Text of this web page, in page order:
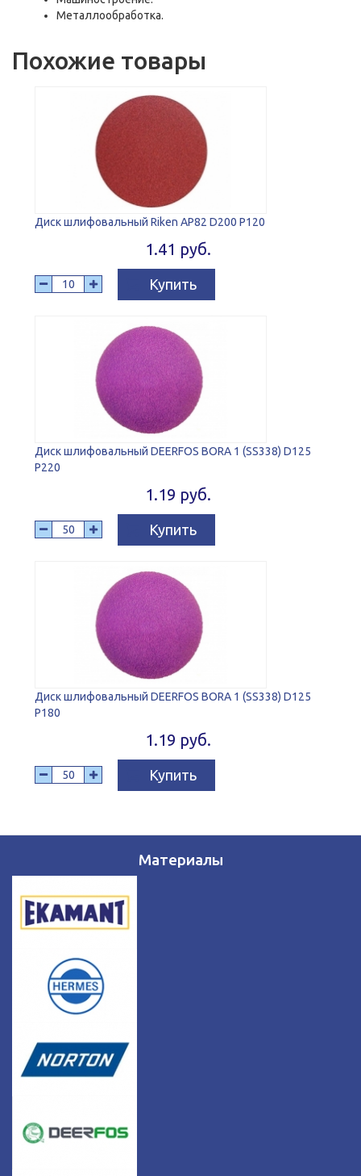
Металлообработка.
Похожие товары
Диск шлифовальный Riken AP82 D200 P120
1.41 руб.
Купить
Диск шлифовальный DEERFOS BORA 1 (SS338) D125
P220
1.19 руб.
Купить
Диск шлифовальный DEERFOS BORA 1 (SS338) D125
P180
1.19 руб.
Купить
Материалы